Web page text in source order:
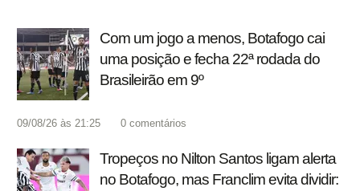
Com um jogo a menos, Botafogo cai
uma posição e fecha 22ª rodada do
Brasileirão em 9º
09/08/26 às 21:25 0 comentários
Tropeços no Nilton Santos ligam alerta
no Botafogo, mas Franclim evita dividir: